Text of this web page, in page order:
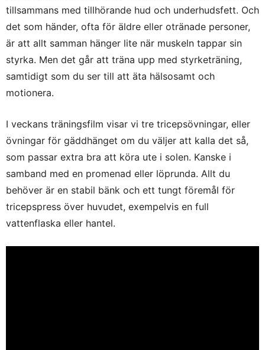
tillsammans med tillhörande hud och underhudsfett. Och
det som händer, ofta för äldre eller otränade personer,
är att allt samman hänger lite när muskeln tappar sin
styrka. Men det går att träna upp med styrketräning,
samtidigt som du ser till att äta hälsosamt och
motionera.
I veckans träningsfilm visar vi tre tricepsövningar, eller
övningar för gäddhänget om du väljer att kalla det så,
som passar extra bra att köra ute i solen. Kanske i
samband med en promenad eller löprunda. Allt du
behöver är en stabil bänk och ett tungt föremål för
tricepspress över huvudet, exempelvis en full
vattenflaska eller hantel.